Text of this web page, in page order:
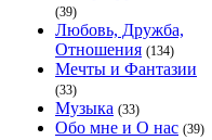
(39)
Любовь, Дружба,
Отношения (134)
Мечты и Фантазии
(33)
Музыка (33)
Обо мне и О нас (39)